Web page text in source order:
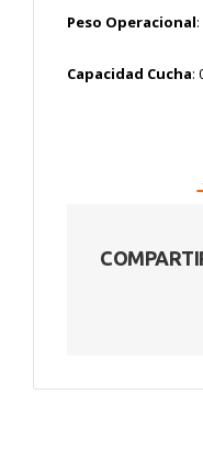
Peso Operacional
Capacidad Cucha: